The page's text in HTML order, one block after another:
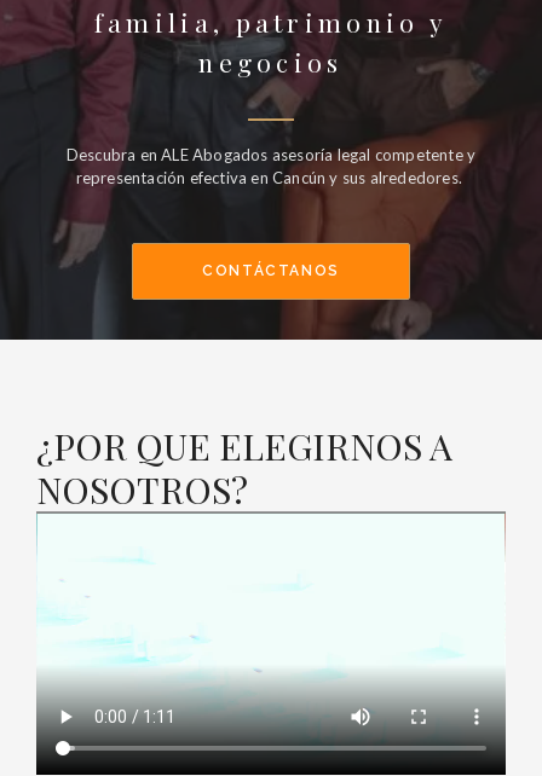
familia, patrimonio y
negocios
Descubra en ALE Abogados asesoría legal competente y
representación efectiva en Cancún y sus alrededores.
CONTÁCTANOS
¿POR QUE ELEGIRNOS A
NOSOTROS?